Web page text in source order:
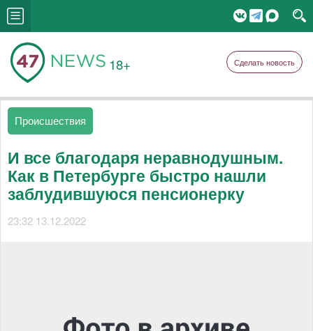
18+ Сделать новость
Происшествия
И все благодаря неравнодушным.
Как в Петербурге быстро нашли
заблудившуюся пенсионерку
23:32 13.12.2022